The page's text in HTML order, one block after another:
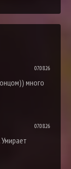
07.08.26
много
07.08.26